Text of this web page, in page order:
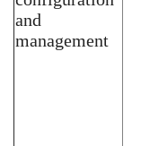
and
management